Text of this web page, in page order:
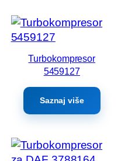
Turbokompresor
5459127
Saznaj više